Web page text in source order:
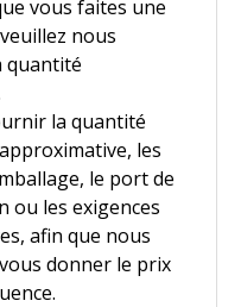
vous faites une
nous
quantité
la quantité
les
le port de
ou les exigences
afin que nous
donner le prix